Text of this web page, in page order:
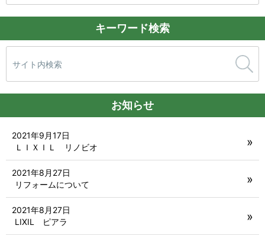
キーワード検索
索:
お知らせ
ＬＩＸＩＬ リノビオ
2021年9月17日
リフォームについて
2021年8月27日
LIXIL ピアラ
2021年8月27日